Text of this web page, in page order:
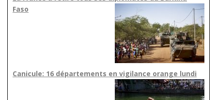
Faso
Canicule: 16 départements en vigilance orange lundi